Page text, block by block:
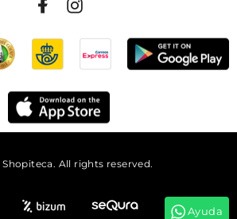
All rights reserved.
Ayuda